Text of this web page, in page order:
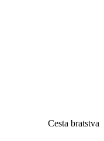
Cesta bratstva